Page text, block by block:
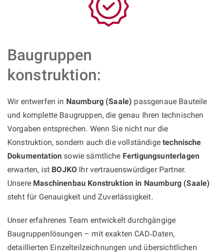
Baugruppen
konstruktion:
Wir entwerfen in Naumburg (Saale) passgenaue Bauteile
und komplette Baugruppen, die genau Ihren technischen
Vorgaben entsprechen. Wenn Sie nicht nur die
Konstruktion, sondern auch die vollständigetechnische
Dokumentation sowie sämtliche Fertigungsunterlagen
erwarten, ist BOJKO Ihr vertrauenswürdiger Partner.
Unsere Maschinenbau Konstruktion in Naumburg (Saale)
steht für Genauigkeit und Zuverlässigkeit.
Unser erfahrenes Team entwickelt durchgängige
Baugruppenlösungen – mit exakten CAD‑Daten,
detaillierten Einzelteilzeichnungen und übersichtlichen